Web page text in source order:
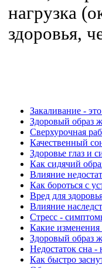
нагрузка
здоровья,
Закаливание -
Здоровый образ
Сверхурочная
Качественный
Здоровье глаз и
Как сидячий
Влияние
Как бороться с
Вред для
Влияние
Стресс -
Какие изменения
Здоровый образ
Недостаток сна -
Как быстро